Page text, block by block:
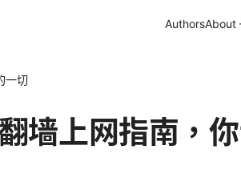
AuthorsAbout
一切
墙上网指南，